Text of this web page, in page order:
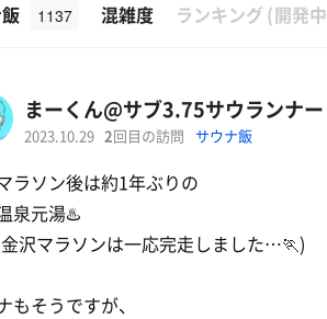
1137 混雑度 ランキング (開発中
まーくん@サブ3.75サウランナー
2023.10.29 2回目の訪問 サウナ飯
ラソン後は約1年ぶりの
泉元湯♨️
沢マラソンは一応完走しました…🏃)
もそうですが、